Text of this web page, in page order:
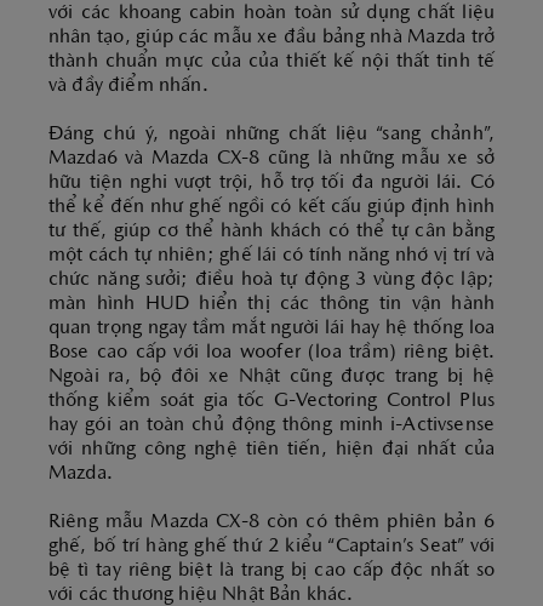
với các khoang cabin hoàn toàn sử dụng chất liệu
nhân tạo, giúp các mẫu xe đầu bảng nhà Mazda trở
thành chuẩn mực của của thiết kế nội thất tinh tế
và đầy điểm nhấn.
Đáng chú ý, ngoài những chất liệu “sang chảnh”,
Mazda6 và Mazda CX-8 cũng là những mẫu xe sở
hữu tiện nghi vượt trội, hỗ trợ tối đa người lái. Có
thể kể đến như ghế ngồi có kết cấu giúp định hình
tư thế, giúp cơ thể hành khách có thể tự cân bằng
một cách tự nhiên; ghế lái có tính năng nhớ vị trí và
chức năng sưởi; điều hoà tự động 3 vùng độc lập;
màn hình HUD hiển thị các thông tin vận hành
quan trọng ngay tầm mắt người lái hay hệ thống loa
Bose cao cấp với loa woofer (loa trầm) riêng biệt.
Ngoài ra, bộ đôi xe Nhật cũng được trang bị hệ
thống kiểm soát gia tốc G-Vectoring Control Plus
hay gói an toàn chủ động thông minh i-Activsense
với những công nghệ tiên tiến, hiện đại nhất của
Mazda.
Riêng mẫu Mazda CX-8 còn có thêm phiên bản 6
ghế, bố trí hàng ghế thứ 2 kiểu “Captain’s Seat” với
bệ tì tay riêng biệt là trang bị cao cấp độc nhất so
với các thương hiệu Nhật Bản khác.